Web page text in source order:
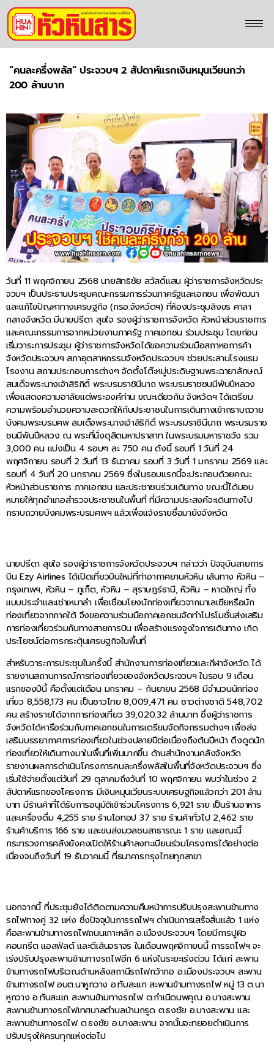
“คนละครึ่งพลัส” ประจวบฯ 2 สัปดาห์แรกเงินหมุนเวียนกว่า
200 ล้านบาท
วันที่ 11 พฤศจิกายน 2568 นายสิทธิชัย สวัสดิ์แสน ผู้ว่าราชการจังหวัดประ
จวบฯ เป็นประธานประชุมคณะกรรมการร่วมภาครัฐและเอกชน เพื่อพัฒนา
และแก้ไขปัญหาทางเศรษฐกิจ (กรอ.จังหวัดฯ) ที่ห้องประชุมสิงขร ศาลา
กลางจังหวัด มีนายปรีดา สุขใจ รองผู้ว่าราชการจังหวัด หัวหน้าส่วนราชการ
และคณะกรรมการจากหน่วยงานภาครัฐ ภาคเอกชน ร่วมประชุม โดยก่อน
เริ่มวาระการประชุม ผู้ว่าราชการจังหวัดได้ขอความร่วมมือสภาหอการค้า
จังหวัดประจวบฯ สภาอุตสาหกรรมจังหวัดประจวบฯ ช่วยประสานโรงแรม
โรงงาน สถานประกอบการต่างๆ จัดตั้งโต๊ะหมู่ประดิษฐานพระฉายาลักษณ์
สมเด็จพระนางเจ้าสิริกิติ์ พระบรมราชินีนาถ พระบรมราชชนนีพันปีหลวง
เพื่อแสดงความอาลัยแด่พระองค์ท่าน ขณะเดียวกัน จังหวัดฯ ได้เตรียม
ความพร้อมอำนวยความสะดวกให้กับประชาชนในการเดินทางเข้ากราบถวาย
บังคมพระบรมศพ สมเด็จพระนางเจ้าสิริกิติ์ พระบรมราชินีนาถ พระบรมราช
ชนนีพันปีหลวง ณ พระที่นั่งดุสิตมหาปราสาท ในพระบรมมหาราชวัง รวม
3,000 คน แบ่งเป็น 4 รอบๆ ละ 750 คน ดังนี้ รอบที่ 1 วันที่ 24
พฤศจิกายน รอบที่ 2 วันที่ 13 ธันวาคม รอบที่ 3 วันที่ 1 มกราคม 2569 และ
รอบที่ 4 วันที่ 20 มกราคม 2569 ซึ่งในรอบแรกนี้จะประกอบด้วยคณะ
หัวหน้าส่วนราชการ ภาคเอกชน และประชาชนร่วมเดินทาง ขณะนี้ได้มอบ
หมายให้ทุกอำเภอสำรวจประชาชนในพื้นที่ ที่มีความประสงค์จะเดินทางไป
กราบถวายบังคมพระบรมศพฯ แล้วเพื่อแจ้งรายชื่อมายังจังหวัด
นายปรีดา สุขใจ รองผู้ว่าราชการจังหวัดประจวบฯ กล่าวว่า ปัจจุบันสายการ
บิน Ezy Airlines ได้เปิดเที่ยวบินใหม่ที่ท่าอากาศยานหัวหิน เส้นทาง หัวหิน –
กรุงเทพฯ, หัวหิน – ภูเก็ต, หัวหิน – สุราษฎร์ธานี, หัวหิน – หาดใหญ่ ทั้ง
แบบประจำและเช่าเหมาลำ เพื่อเชื่อมโยงนักท่องเที่ยวจากมาเลเซียหรือนัก
ท่องเที่ยวจากภาคใต้ จึงขอความร่วมมือภาคเอกชนจัดทำโปรโมชั่นส่งเสริม
การท่องเที่ยวร่วมกับทางสายการบิน เพื่อสร้างแรงจูงใจการเดินทาง เกิด
ประโยชน์ต่อการกระตุ้นเศรษฐกิจในพื้นที่
สำหรับวาระการประชุมในครั้งนี้ สำนักงานการท่องเที่ยวและกีฬาจังหวัด ได้
รายงานสถานการณ์การท่องเที่ยวของจังหวัดประจวบฯ ในรอบ 9 เดือน
แรกของปีนี้ คือตั้งแต่เดือน มกราคม – กันยายน 2568 มีจำนวนนักท่อง
เที่ยว 8,558,173 คน เป็นชาวไทย 8,009,471 คน ชาวต่างชาติ 548,702
คน สร้างรายได้จากการท่องเที่ยว 39,020.32 ล้านบาท ซึ่งผู้ว่าราชการ
จังหวัดได้หารือร่วมกับภาคเอกชนในการเตรียมจัดกิจกรรมต่างๆ เพื่อส่ง
เสริมบรรยากาศการท่องเที่ยวในช่วงปลายปีต่อเนื่องถึงต้นปีหน้า ดึงดูดนัก
ท่องเที่ยวให้เดินทางมาในพื้นที่เพิ่มมากขึ้น ด้านสำนักงานคลังจังหวัด
รายงานผลการดำเนินโครงการคนละครึ่งพลัสในพื้นที่จังหวัดประจวบฯ ซึ่ง
เริ่มใช้จ่ายตั้งแต่วันที่ 29 ตุลาคมถึงวันที่ 10 พฤศจิกายน พบว่าในช่วง 2
สัปดาห์แรกของโครงการ มีเงินหมุนเวียนระบบเศรษฐกิจแล้วกว่า 201 ล้าน
บาท มีร้านค้าที่ได้รับการอนุมัติเข้าร่วมโครงการ 6,921 ราย เป็นร้านอาหาร
และเครื่องดื่ม 4,255 ราย ร้านโอทอป 37 ราย ร้านค้าทั่วไป 2,462 ราย
ร้านค้าบริการ 166 ราย และขนส่งมวลชนสาธารณะ 1 ราย และขณะนี้
กระทรวงการคลังยังคงเปิดให้ร้านค้าลงทะเบียนร่วมโครงการได้อย่างต่อ
เนื่องจนถึงวันที่ 19 ธันวาคมนี้ ที่ธนาคารกรุงไทยทุกสาขา
นอกจากนี้ ที่ประชุมยังได้ติดตามความคืบหน้าการปรับปรุงสะพานข้ามทาง
รถไฟทางคู่ 32 แห่ง ซึ่งปัจจุบันการรถไฟฯ ดำเนินการเสร็จสิ้นแล้ว 1 แห่ง
คือสะพานข้ามทางรถไฟถนนเกาะหลัก อ.เมืองประจวบฯ โดยมีการปูผิว
คอนกรีต แอสฟัลต์ และตีเส้นจราจร ในเดือนพฤศจิกายนนี้ การรถไฟฯ จะ
เร่งปรับปรุงสะพานข้ามทางรถไฟอีก 6 แห่งในระยะเร่งด่วน ได้แก่ สะพาน
ข้ามทางรถไฟบริเวณด้านหลังสถานีรถไฟกว้ากอ อ.เมืองประจวบฯ สะพาน
ข้ามทางรถไฟ อบต.นาหูกวาง อ.ทับสะแก สะพานข้ามทางรถไฟ หมู่ 13 ต.นา
หูกวาง อ.ทับสะแก สะพานข้ามทางรถไฟ ต.กำเนิดนพคุณ อ.บางสะพาน
สะพานข้ามทางรถไฟเทศบาลตำบลบ้านกรูด ต.ธงชัย อ.บางสะพาน และ
สะพานข้ามทางรถไฟ ต.ธงชัย อ.บางสะพาน จากนั้นจะทยอยดำเนินการ
ปรับปรุงให้ครบทุกแห่งต่อไป